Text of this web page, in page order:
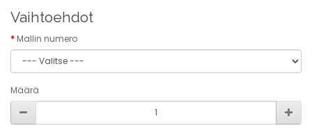
Vaihtoehdot
Mallin numero
Määrä